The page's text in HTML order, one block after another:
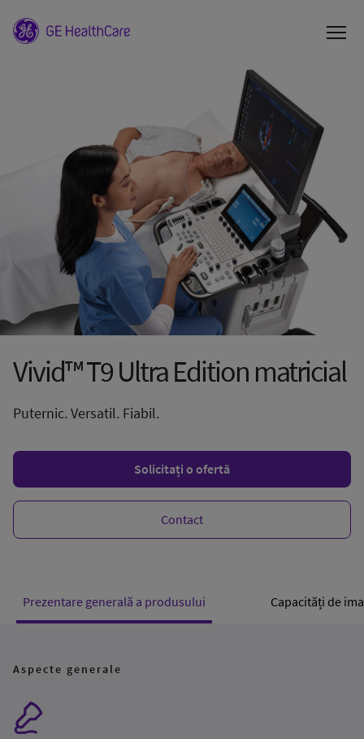
Vivid™ T9 Ultra Edition matricial
Puternic. Versatil. Fiabil.
Solicitați o ofertă
Contact
Prezentare generală a produsului Capacități de
Aspecte generale